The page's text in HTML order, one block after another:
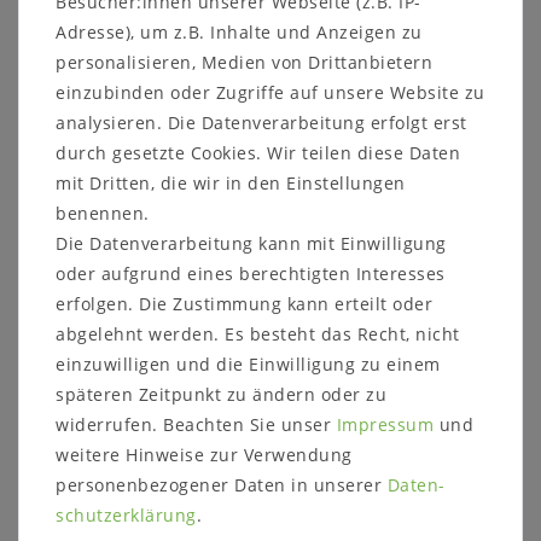
Auf Grund verschiedener Bildschirmeinstellungen
sowie der Lichtverhältnisse beim Fotografieren kann
es dazu führen, dass die Farbe des Artikels nicht
authentisch wiedergegeben wird.
Dekorationsartikel sind nicht im Lieferumfang
enthalten.
Weitere Informationen zum
Möbelstück:
Höhe: 76 cm
Tiefe: 95 cm
Tischplattenstärke: 3 cm
Adresse), um z.B. Inhalte und Anzeigen zu
personalisieren, Medien von Drittanbietern
einzubinden oder Zugriffe auf unsere Website zu
analysieren. Die Datenverarbeitung erfolgt erst
durch gesetzte Cookies. Wir teilen diese Daten
mit Dritten, die wir in den Einstellungen
benennen.
Die Datenverarbeitung kann mit Einwilligung
oder aufgrund eines berechtigten Interesses
erfolgen. Die Zustimmung kann erteilt oder
abgelehnt werden. Es besteht das Recht, nicht
einzuwilligen und die Einwilligung zu einem
späteren Zeitpunkt zu ändern oder zu
widerrufen. Beachten Sie unser Impressum und
weitere Hinweise zur Verwendung
personenbezogener Daten in unserer Daten­
schutz­erklärung.